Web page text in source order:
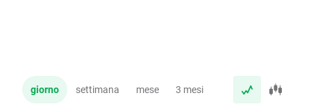
giorno settimana mese 3 mesi anno